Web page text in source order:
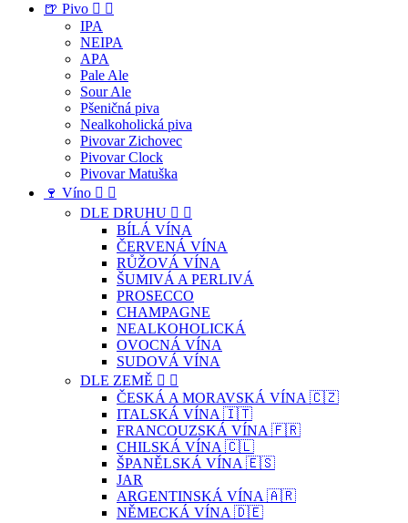
🍺 Pivo  
IPA
NEIPA
APA
Pale Ale
Sour Ale
Pšeničná piva
Nealkoholická piva
Pivovar Zichovec
Pivovar Clock
Pivovar Matuška
🍷 Víno  
DLE DRUHU  
BÍLÁ VÍNA
ČERVENÁ VÍNA
RŮŽOVÁ VÍNA
ŠUMIVÁ A PERLIVÁ
PROSECCO
CHAMPAGNE
NEALKOHOLICKÁ
OVOCNÁ VÍNA
SUDOVÁ VÍNA
DLE ZEMĚ  
ČESKÁ A MORAVSKÁ VÍNA 🇨🇿
ITALSKÁ VÍNA 🇮🇹
FRANCOUZSKÁ VÍNA 🇫🇷
CHILSKÁ VÍNA 🇨🇱
ŠPANĚLSKÁ VÍNA 🇪🇸
JAR
ARGENTINSKÁ VÍNA 🇦🇷
NĚMECKÁ VÍNA 🇩🇪